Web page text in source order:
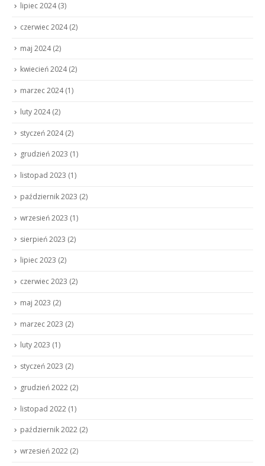
lipiec 2024(3)
czerwiec 2024(2)
maj 2024(2)
kwiecień 2024(2)
marzec 2024(1)
luty 2024(2)
styczeń 2024(2)
grudzień 2023 (1)
listopad 2023 (1)
październik 2023 (2)
wrzesień 2023 (1)
sierpień 2023 (2)
lipiec 2023 (2)
czerwiec 2023 (2)
maj 2023 (2)
marzec 2023 (2)
luty 2023 (1)
styczeń 2023 (2)
grudzień 2022 (2)
listopad 2022 (1)
październik 2022 (2)
wrzesień 2022 (2)